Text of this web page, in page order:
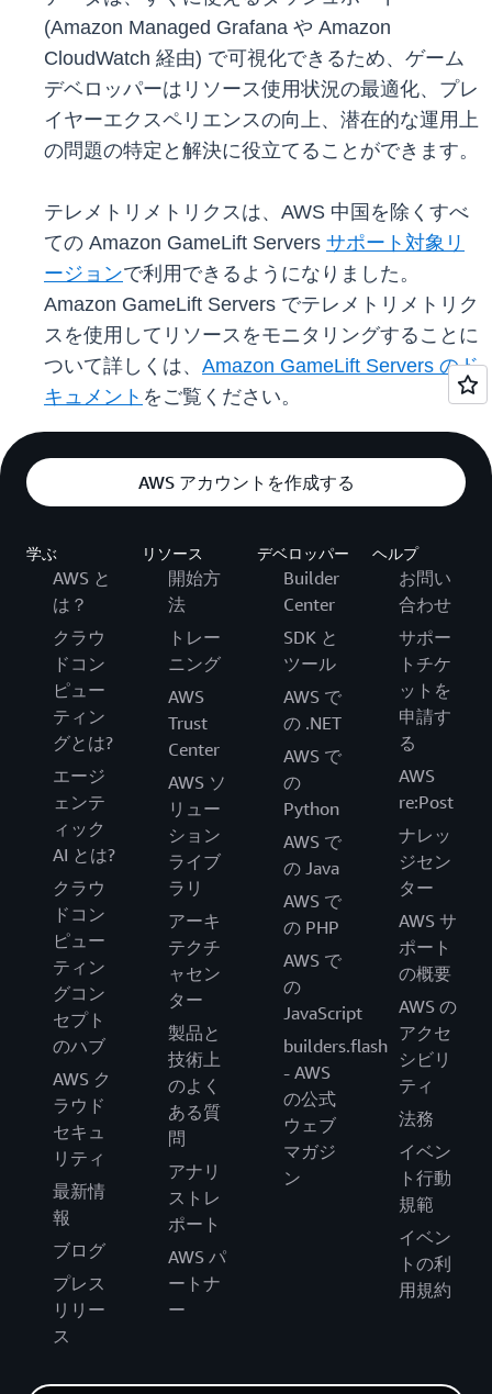
(Amazon Managed Grafana や Amazon
CloudWatch 経由) で可視化できるため、ゲーム
デベロッパーはリソース使用状況の最適化、プレ
イヤーエクスペリエンスの向上、潜在的な運用上
の問題の特定と解決に役立てることができます。
テレメトリメトリクスは、AWS 中国を除くすべ
ての Amazon GameLift Servers サポート対象リ
ージョンで利用できるようになりました。
Amazon GameLift Servers でテレメトリメトリク
スを使用してリソースをモニタリングすることに
ついて詳しくは、 Amazon GameLift Servers のド
キュメント をご覧ください。
AWS アカウントを作成する
学ぶ
AWS と
は？
クラウ
ドコン
ピュー
ティン
グとは?
エージ
ェンテ
ィック
AI とは?
クラウ
ドコン
ピュー
ティン
グコン
セプト
のハブ
AWS ク
ラウド
セキュ
リティ
最新情
報
ブログ
プレス
リリー
ス
リソース
開始方
法
トレー
ニング
AWS
Trust
Center
AWS ソ
リュー
ション
ライブ
ラリ
アーキ
テクチ
ャセン
ター
製品と
技術上
のよく
ある質
問
アナリ
ストレ
ポート
AWS パ
ートナ
ー
デベロッパー
Builder
Center
SDK と
ツール
AWS で
の .NET
AWS で
の
Python
AWS で
の Java
AWS で
の PHP
AWS で
の
JavaScript
builders.flash
- AWS
の公式
ウェブ
マガジ
ン
ヘルプ
お問い
合わせ
サポー
トチケ
ットを
申請す
る
AWS
re:Post
ナレッ
ジセン
ター
AWS サ
ポート
の概要
AWS の
アクセ
シビリ
ティ
法務
イベン
ト行動
規範
イベン
トの利
用規約